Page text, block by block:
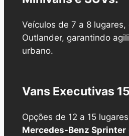
Veículos de 7 a 8
Outlander, garantindo
urbano.
Vans Executivas
Opções de 12 a 15
Mercedes-Benz Sprinter